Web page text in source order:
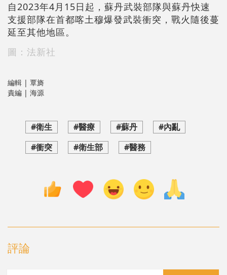
自2023年4月15日起，蘇丹武裝部隊與蘇丹快速
支援部隊在首都喀土穆爆發武裝衝突，戰火隨後蔓
延至其他地區。
圖：法新社
編輯 | 覃旖
責編 | 海源
#衛生 #醫療 #蘇丹
#內亂
#衝突
#衛生部 #醫務
評論